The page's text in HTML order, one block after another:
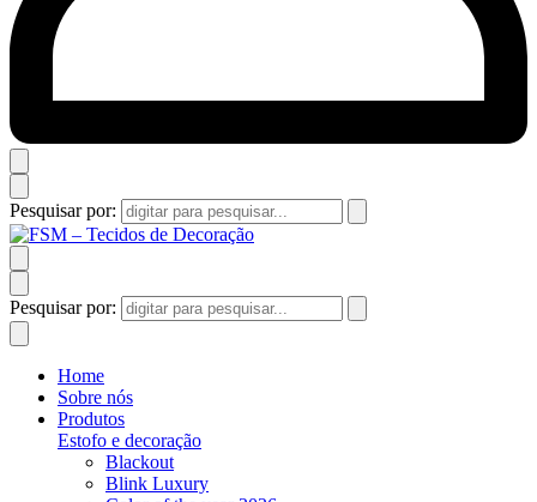
Pesquisar por:
Pesquisar por:
Home
Sobre nós
Produtos
Estofo e decoração
Blackout
Blink Luxury